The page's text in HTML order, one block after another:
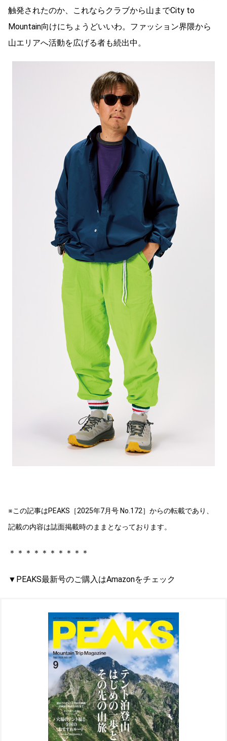
触発されたのか、これならクラブから山までCity to
Mountain向けにちょうどいいわ。ファッション界隈から
山エリアへ活動を広げる者も続出中。
※この記事はPEAKS［2025年7月号 No.172］からの転載であり、
記載の内容は誌面掲載時のままとなっております。
＊＊＊＊＊＊＊＊＊＊
▼PEAKS最新号のご購入はAmazonをチェック